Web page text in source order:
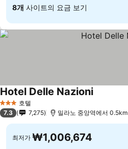
8개 사이트의 요금 보기
3 성급 호텔
Hotel Delle Nazioni
7.3 7,275 밀라노 중앙역에서 0.5km
최저가 ₩1,006,674